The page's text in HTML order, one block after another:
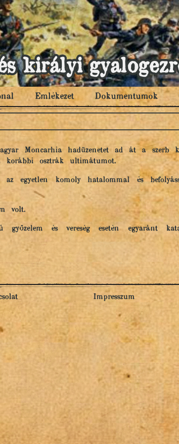
királyi
Emlékezet Dokumentumok
Moncarhia hadüzenetet ad át a szerb
osztrák ultimátumot.
egyetlen komoly hatalommal és
volt.
és vereség esetén egyaránt
Impresszum